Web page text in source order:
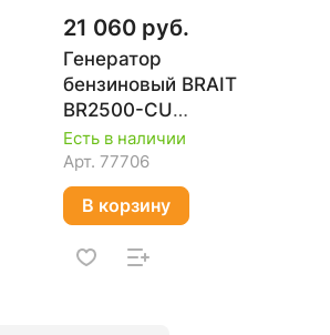
21 060 руб.
Генератор
бензиновый BRAIT
BR2500-CU
02.01.047.029
Есть в наличии
Арт.77706
В корзину